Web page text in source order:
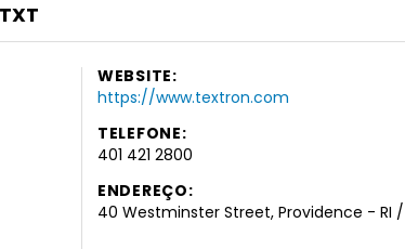
WEBSITE:
https://www.textron.com
TELEFONE:
401 421 2800
ENDEREÇO:
40 Westminster Street, Providence - RI